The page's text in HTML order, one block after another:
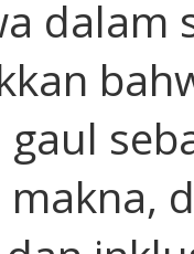
dalam
gaul
makna,